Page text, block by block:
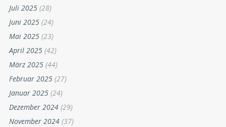
Juli 2025 (28)
Juni 2025 (24)
Mai 2025 (23)
April 2025 (42)
März 2025 (44)
Februar 2025 (27)
Januar 2025 (24)
Dezember 2024 (29)
November 2024 (37)